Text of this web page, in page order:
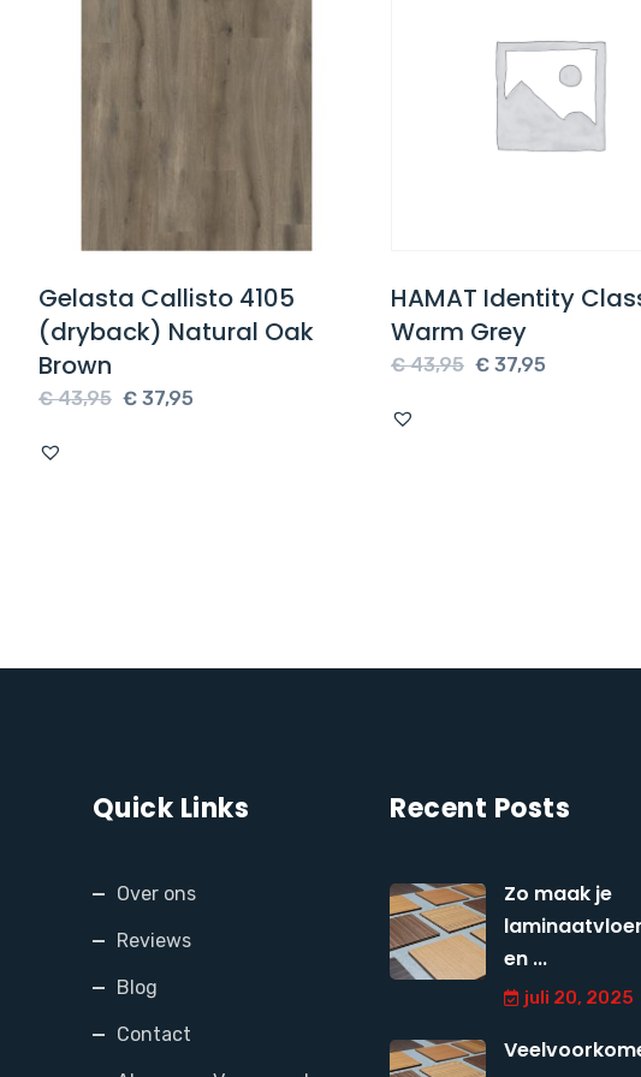
Gelasta Callisto 4105
(dryback) Natural Oak
Brown
€43,95 Oorspronkelijke
€ 37,95
HAMAT Identity
Warm Grey
€43,95 Oorspronkelijke
€ 37,95
Quick Links
Over ons
Reviews
Blog
Contact
Recent Posts
Zo maak je
en ...
juli 20, 2025